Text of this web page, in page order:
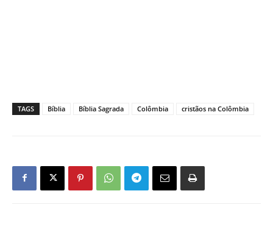
TAGS Bíblia Bíblia Sagrada Colômbia cristãos na Colômbia